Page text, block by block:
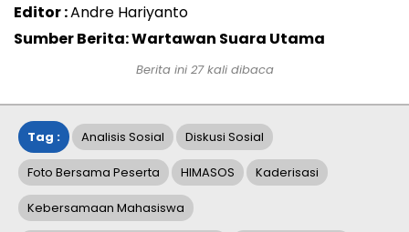
Editor :Andre Hariyanto
Sumber Berita: Wartawan Suara Utama
Berita ini 27kali dibaca
Tag : Analisis Sosial Diskusi Sosial
Foto Bersama Peserta HIMASOS Kaderisasi
Kebersamaan Mahasiswa